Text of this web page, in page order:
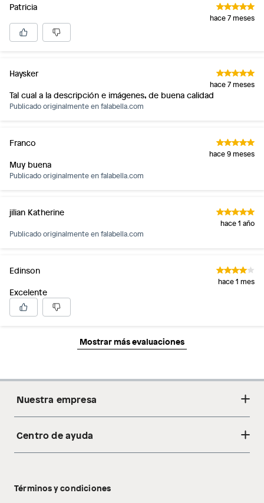
Patricia
hace 7 meses
Haysker
hace 7 meses
Tal cual a la descripción e imágenes, de buena calidad
Publicado originalmente enfalabella.com
Franco
hace 9 meses
Muy buena
Publicado originalmente enfalabella.com
jilian Katherine
hace 1 año
Publicado originalmente enfalabella.com
Edinson
hace 1 mes
Excelente
Mostrar más evaluaciones
Nuestra empresa
Acerca de nosotros
Centro de ayuda
Libro de reclamaciones
Términos y condiciones